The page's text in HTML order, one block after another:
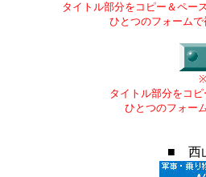
タイトル部分をコピー＆ペー
ひとつのフォーム
タイトル部分をコ
ひとつのフォー
■ 西